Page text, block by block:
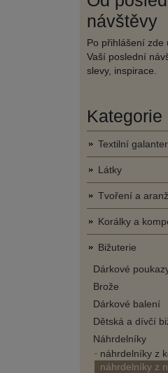
návštěvy
Po přihlášení zde
Vaší poslední
slevy, inspirace.
Kategorie
Textilní
Látky
Tvoření a
Korálky a
Bižuterie
Dárkové
Brože
Dárkové balení
Dětská a dívčí
Náhrdelníky
náhrdelníky z
náhrdelníky z